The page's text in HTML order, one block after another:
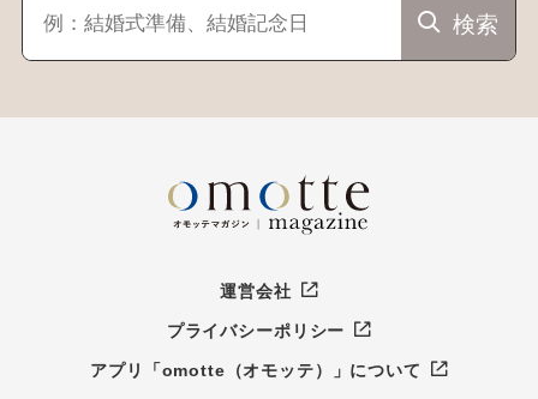
検索
運営会社
プライバシーポリシー
アプリ「omotte（オモッテ）」について